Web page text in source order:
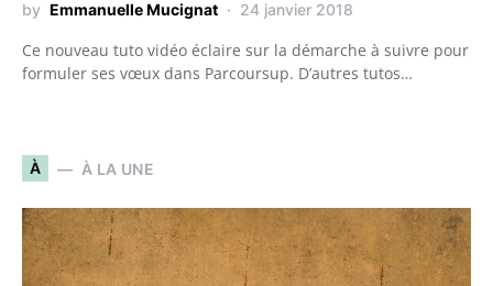
by Emmanuelle Mucignat 24 janvier 2018
Ce nouveau tuto vidéo éclaire sur la démarche à suivre pour
formuler ses vœux dans Parcoursup. D’autres tutos…
À À LA UNE